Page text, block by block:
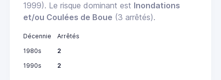
1999). Le risque dominant est Inondations
et/ou Coulées de Boue (3 arrêtés).
Décennie
Arrêtés
1980s
2
1990s
2